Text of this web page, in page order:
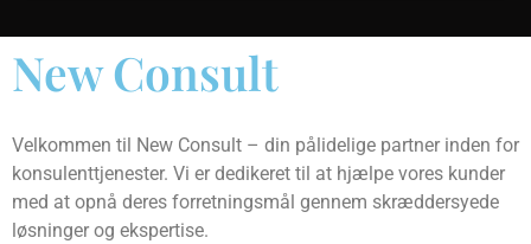
New Consult
Velkommen til New Consult – din pålidelige partner inden for
konsulenttjenester. Vi er dedikeret til at hjælpe vores kunder
med at opnå deres forretningsmål gennem skræddersyede
løsninger og ekspertise.